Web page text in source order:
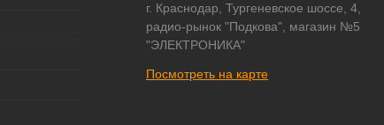
г. Краснодар, Тургеневское шоссе, 4,
радио-рынок "Подкова", магазин №5
"ЭЛЕКТРОНИКА"
Посмотреть на карте